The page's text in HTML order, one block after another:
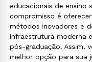
educacionais de ensino
compromisso é
métodos inovadores e
infraestrutura moderna
pós-graduação. Assim,
melhor opção para sua
Rápido e fácil
WhatsApp